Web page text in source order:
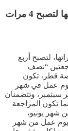
بورصة قطر تعدل وتيرة مراجعة مؤشراتها لتصبح 4 مرات
لتصبح أربع
“نصف
قطر، تكون
يوم عمل في شهر
سبتمبر، وتتضمنان
تكون المراجعة
شهر يونيو،
يوم عمل من شهر